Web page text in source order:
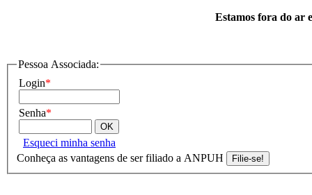
Estamos fora do ar
Pessoa Associada:
Login*
Senha*
Esqueci minha senha
Conheça as vantagens de ser filiado a ANPUH